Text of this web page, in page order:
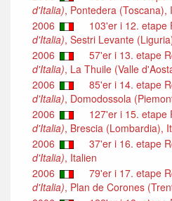
d'Italia), Pontedera (Toscana),
2006
103'er i 12. etape
d'Italia), Sestri Levante
2006
57'er i 13. etape
d'Italia), La Thuile (Valle
2006
85'er i 14. etape
d'Italia), Domodossola
2006
127'er i 15. etape
d'Italia), Brescia (Lombardia),
2006
37'er i 16. etape
d'Italia), Italien
2006
79'er i 17. etape
d'Italia), Plan de Corones